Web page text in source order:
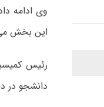
وی ادامه
این بخش
رئیس
دانشجو در